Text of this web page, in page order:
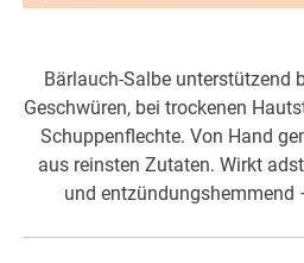
Bärlauch-Salbe unterstützend
Geschwüren, bei trockenen
Schuppenflechte. Von Hand
aus reinsten Zutaten. Wirkt
und entzündungshemmend